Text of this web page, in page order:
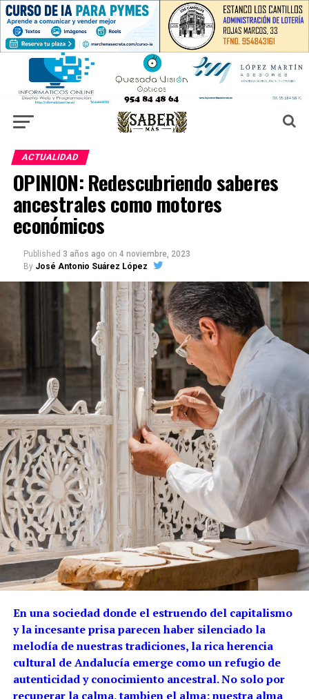
ACTUALIDAD
OPINION: Redescubriendo saberes
ancestrales como motores
económicos
Published 3 años ago on 4 noviembre, 2023
By José Antonio Suárez López
En una sociedad donde el estruendo del capitalismo
y la incesante prisa parecen haber silenciado la
melodía de nuestras tradiciones, la rica herencia
cultural de Andalucía emerge como un refugio de
autenticidad y conocimiento ancestral. No solo por
recuperar la calma, tambien el alma: nuestra alma